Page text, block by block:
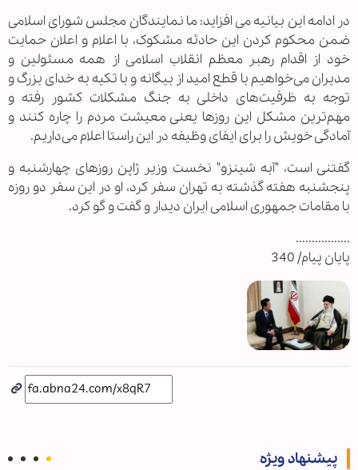
در ادامه این بیانیه می افزاید: ما نمایندگان مجلس شورای اسلامی
ضمن محکوم کردن این حادثه مشکوک، با اعلام و اعلان حمایت
خود از اقدام رهبر معظم انقلاب اسلامی از همه مسئولین و
مدیران می‌خواهیم با قطع امید از بیگانه و با تکیه به خدای بزرگ و
توجه به ظرفیت‌های داخلی به جنگ مشکلات کشور رفته و
مهم‌ترین مشکل این روزها یعنی معیشت مردم را چاره کنند و
آمادگی خویش را برای ایفای وظیفه در این راستا اعلام می‌داریم.
گفتنی است، "آبه شینزو" نخست وزیر ژاپن روزهای چهارشنبه و
پنجشنبه هفته گذشته به تهران سفر کرد، او در این سفر دو روزه
با مقامات جمهوری اسلامی ایران دیدار و گفت و گو کرد.
.................
پایان پیام/ 340
پیشنهاد ویژه